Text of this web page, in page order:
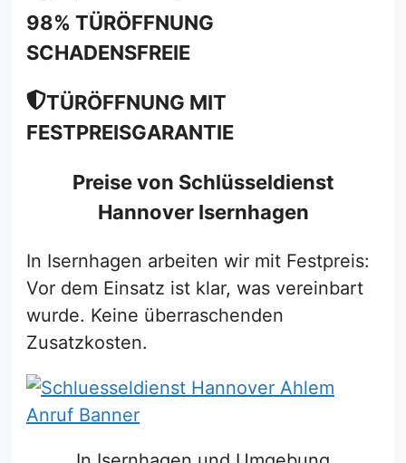
98% TÜRÖFFNUNG
SCHADENSFREIE
TÜRÖFFNUNG MIT
FESTPREISGARANTIE
Preise von Schlüsseldienst
Hannover Isernhagen
In Isernhagen arbeiten wir mit Festpreis:
Vor dem Einsatz ist klar, was vereinbart
wurde. Keine überraschenden
Zusatzkosten.